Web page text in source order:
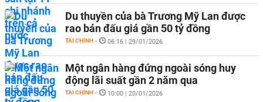
Du thuyền của bà Trương Mỹ Lan được
rao bán đấu giá gần 50 tỷ đồng
TÀI CHÍNH - 06:16 | 29/01/2026
Một ngân hàng đứng ngoài sóng huy
động lãi suất gần 2 năm qua
TÀI CHÍNH - 10:00 | 20/01/2026